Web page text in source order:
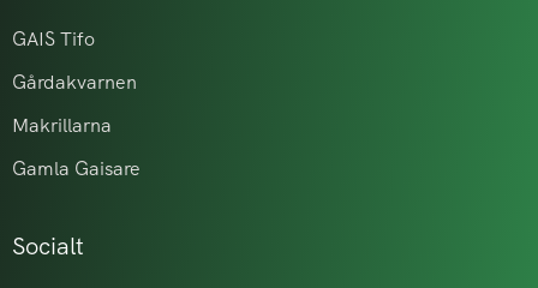
GAIS Tifo
Gårdakvarnen
Makrillarna
Gamla Gaisare
Socialt